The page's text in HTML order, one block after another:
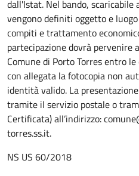
dall'Istat. Nel bando, scaricabile
vengono definiti oggetto e
compiti e trattamento
partecipazione dovrà pervenire
Comune di Porto Torres entro
con allegata la fotocopia non
identità valido. La
tramite il servizio postale o
Certificata) all’indirizzo:
torres.ss.it.
NS US 60/2018